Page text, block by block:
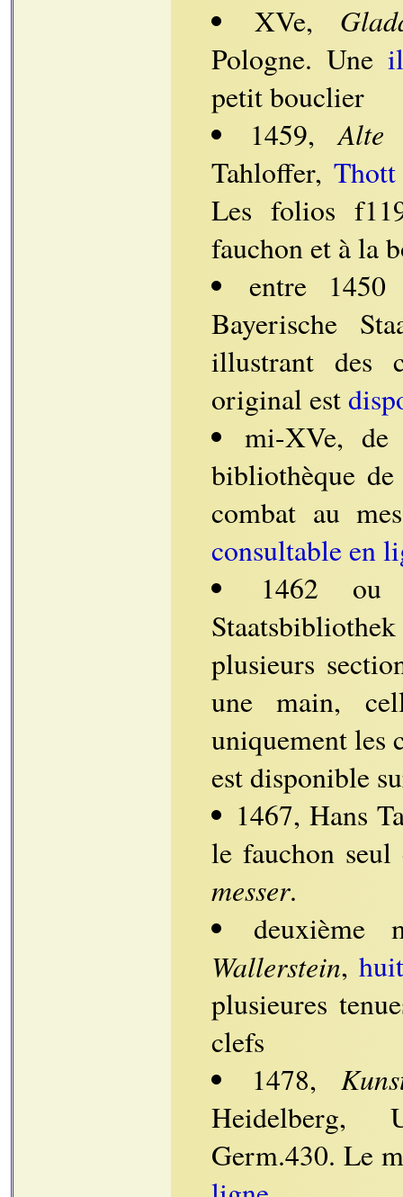
XVe,
Pologne. Une
petit bouclier
1459,Alte
Tahloffer, Thott
Les folios
fauchon et à la
entre
Bayerische
illustrant des
original est
mi-XVe,
bibliothèque
combat au
consultable en
1462 ou
plusieurs
une main,
uniquement les
est disponible
1467, Hans
le fauchon seul
messer.
Wallerstein,
plusieures
clefs
1478,
Heidelberg,
Germ.430. Le